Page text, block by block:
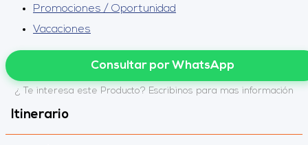
Promociones / Oportunidad
Vacaciones
Consultar por WhatsApp
¿ Te interesa este Producto? Escribinos para mas información
Itinerario